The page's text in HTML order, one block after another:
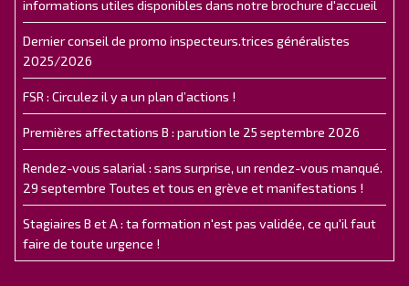
informations utiles disponibles dans notre brochure d'accueil
Dernier conseil de promo inspecteurs.trices généralistes
2025/2026
FSR : Circulez il y a un plan d’actions !
Premières affectations B : parution le 25 septembre 2026
Rendez-vous salarial : sans surprise, un rendez-vous manqué.
29 septembre Toutes et tous en grève et manifestations !
Stagiaires B et A : ta formation n'est pas validée, ce qu'il faut
faire de toute urgence !